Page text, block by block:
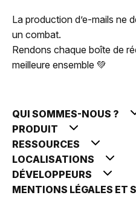
La production d’e-mails ne
un combat.
Rendons chaque boîte de
meilleure ensemble 💚
QUI SOMMES-NOUS ?
PRODUIT
RESSOURCES
LOCALISATIONS
DÉVELOPPEURS
MENTIONS LÉGALES ET